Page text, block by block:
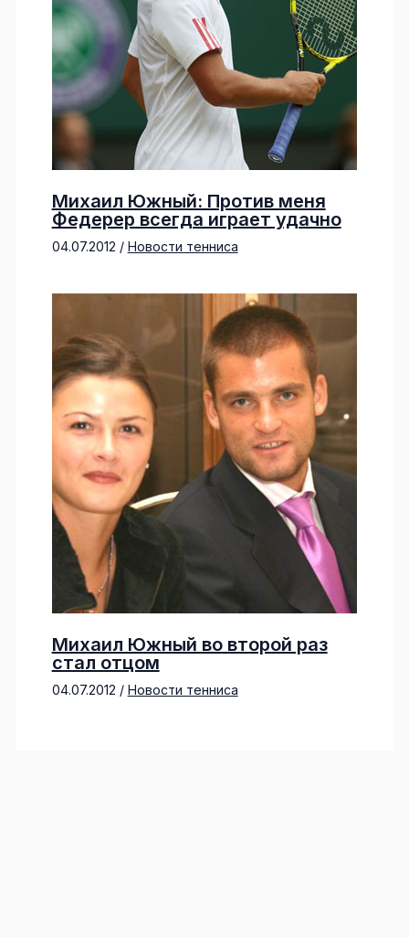
Михаил Южный: Против меня
Федерер всегда играет удачно
04.07.2012 / Новости тенниса
Михаил Южный во второй раз
стал отцом
04.07.2012 / Новости тенниса